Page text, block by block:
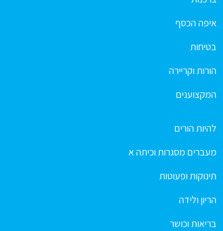
איפה הכסף
בטיחות
הורות וקריירה
המקצוענים
להיות הורים
מעברים מסגרות וכיתה א
תינוקות ופעוטות
הריון ולידה
בריאות וכושר